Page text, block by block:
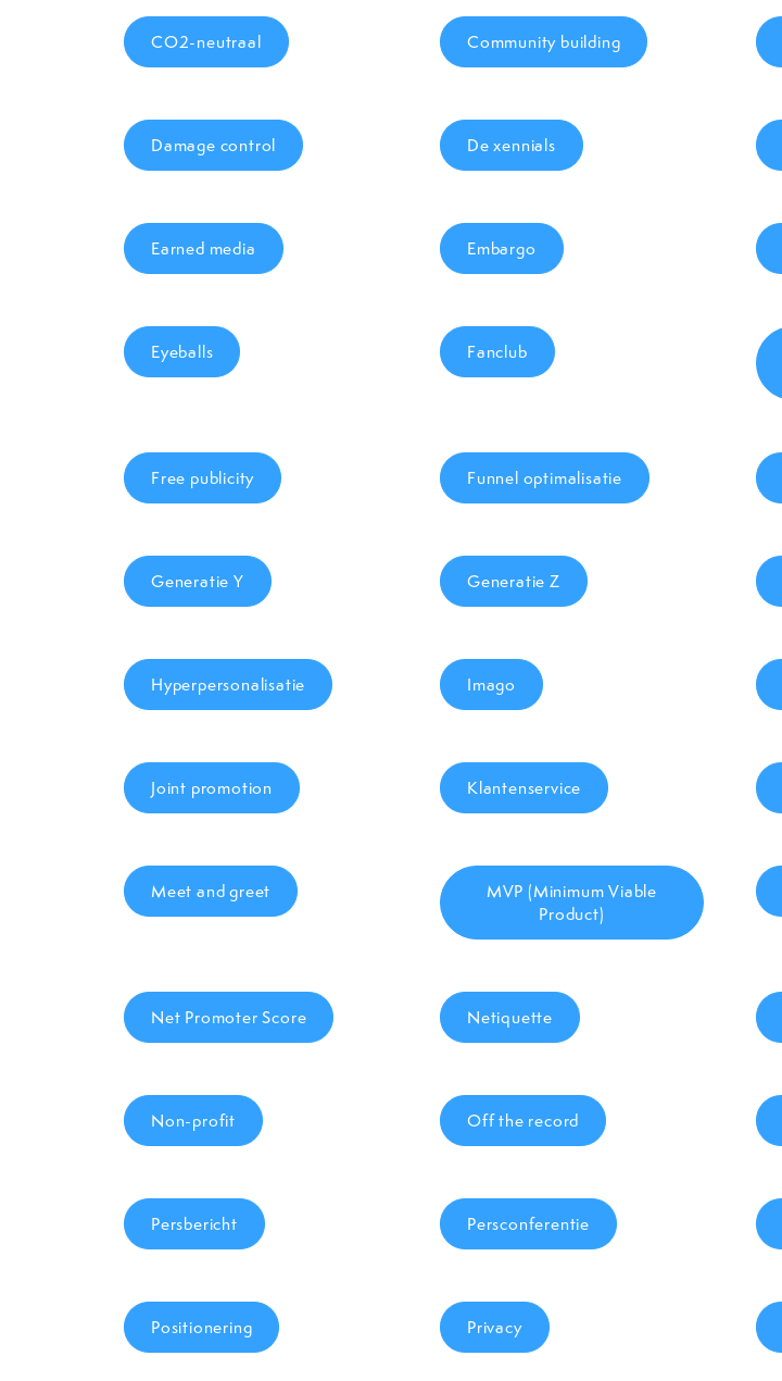
CO2-neutraal Community building
Damage control De xennials
Earned media Embargo
Eyeballs Fanclub
Free publicity Funnel optimalisatie
Generatie Y Generatie Z
Hyperpersonalisatie Imago
Joint promotion Klantenservice
Meet and greet
MVP (Minimum Viable
Product)
Net Promoter Score Netiquette
Non-profit Off the record
Persbericht Persconferentie
Positionering Privacy